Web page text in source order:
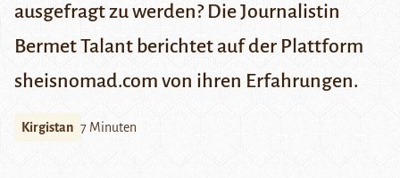
ausgefragt zu werden? Die Journalistin
Bermet Talant berichtet auf der Plattform
sheisnomad.com von ihren Erfahrungen.
Kirgistan 7 Minuten